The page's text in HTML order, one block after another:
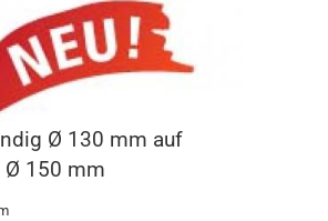
Ø 130 mm auf
Ø 150 mm